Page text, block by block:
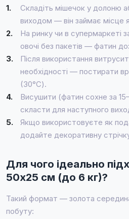
1.
Складіть мішечок у долоню
виходом — він займає місце
2.
На ринку чи в супермаркеті
овочі без пакетів — фатин
3.
Після використання
необхідності — постирати
(30°C).
4.
Висушити (фатин сохне за
скласти для наступного
5.
Якщо використовуєте як
додайте декоративну
Для чого ідеально
50x25 см (до 6 кг)?
Такий формат — золота
побуту: